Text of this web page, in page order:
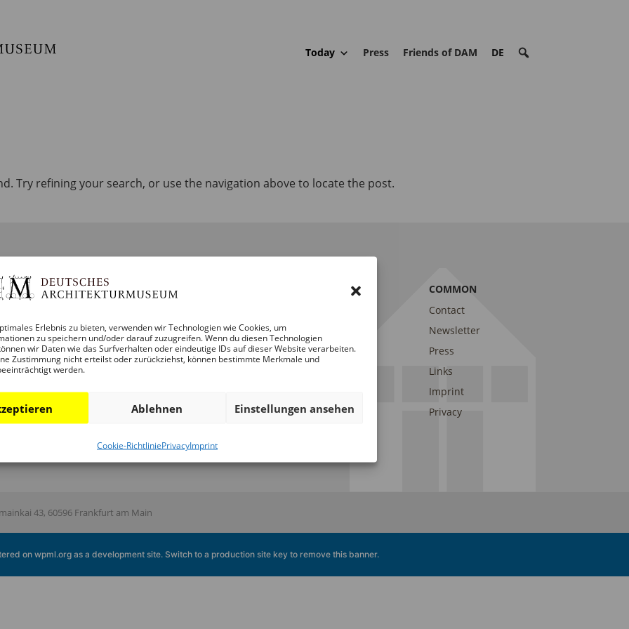
Erlebnis zu bieten, verwenden wir Technologien wie Cookies, um
zu speichern und/oder darauf zuzugreifen. Wenn du diesen Technologien
wir Daten wie das Surfverhalten oder eindeutige IDs auf dieser Website verarbeiten.
Zustimmung nicht erteilst oder zurückziehst, können bestimmte Merkmale und
werden.
Ablehnen Einstellungen ansehen
Cookie-RichtliniePrivacyImprint
Today Press Friends of DAM DE
Try refining your search, or use the navigation above to locate the post.
EDUCATION
Guidances and Tours
Publications
Contact person
COLLECTIONS
DAM Digital Collection
DAM Library
Friends of DAM
COMMON
Contact
Newsletter
Press
Links
Imprint
Privacy
43, 60596 Frankfurt am Main
on wpml.org as a development site. Switch to a production site key to remove this banner.